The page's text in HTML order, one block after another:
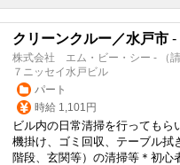
クリーンクルー／水戸市 -
株式会社 エム・ビー・シー - （
７ニッセイ水戸ビル
パート
時給 1,101円
ビル内の日常清掃を行っても
機掛け、ゴミ回収、テーブル拭
階段、玄関等）の清掃等＊初心